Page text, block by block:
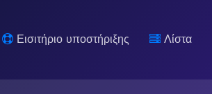
Εισιτήριο υποστήριξης
Λίστα